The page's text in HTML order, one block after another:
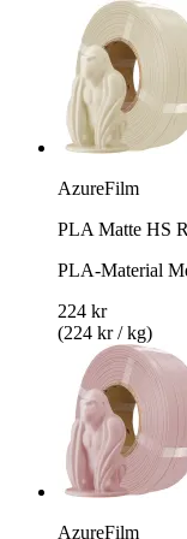
AzureFilm
PLA Matte HS
PLA-Material
224 kr
(224 kr / kg)
AzureFilm